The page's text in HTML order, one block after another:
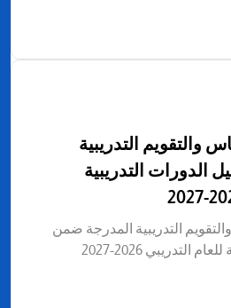
والتقويم التدريبية
الدورات التدريبية
التدريبية المدرجة ضمن
التدريبي 2026-2027